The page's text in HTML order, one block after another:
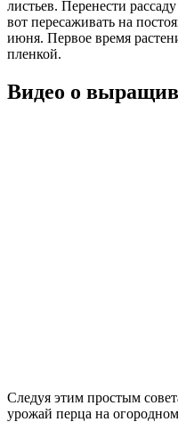
листьев. Перенести
вот пересаживать на
июня. Первое время
пленкой.
Видео о
Следуя этим простым
урожай перца на